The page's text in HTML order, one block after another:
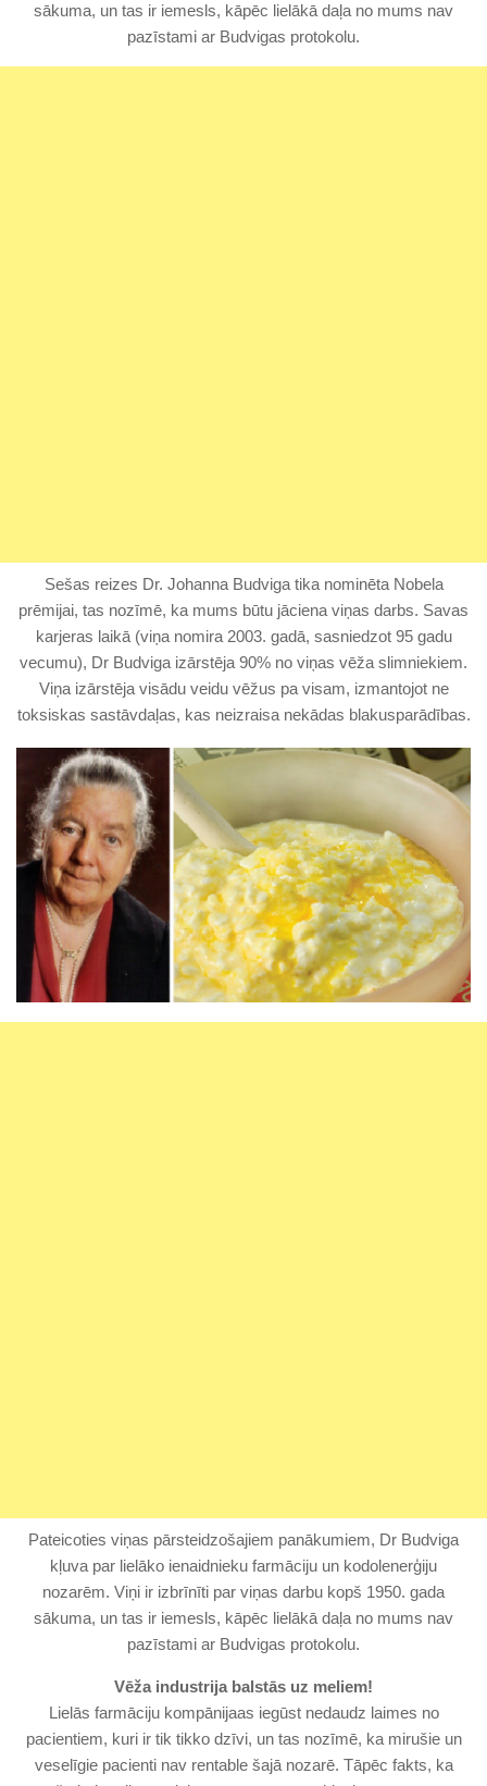
sākuma, un tas ir iemesls, kāpēc lielākā daļa no mums nav
pazīstami ar Budvigas protokolu.
Sešas reizes Dr. Johanna Budviga tika nominēta Nobela
prēmijai, tas nozīmē, ka mums būtu jāciena viņas darbs. Savas
karjeras laikā (viņa nomira 2003. gadā, sasniedzot 95 gadu
vecumu), Dr Budviga izārstēja 90% no viņas vēža slimniekiem.
Viņa izārstēja visādu veidu vēžus pa visam, izmantojot ne
toksiskas sastāvdaļas, kas neizraisa nekādas blakusparādības.
Pateicoties viņas pārsteidzošajiem panākumiem, Dr Budviga
kļuva par lielāko ienaidnieku farmāciju un kodolenerģiju
nozarēm. Viņi ir izbrīnīti par viņas darbu kopš 1950. gada
sākuma, un tas ir iemesls, kāpēc lielākā daļa no mums nav
pazīstami ar Budvigas protokolu.
Vēža industrija balstās uz meliem!
Lielās farmāciju kompānijaas iegūst nedaudz laimes no
pacientiem, kuri ir tik tikko dzīvi, un tas nozīmē, ka mirušie un
veselīgie pacienti nav rentable šajā nozarē. Tāpēc fakts, ka